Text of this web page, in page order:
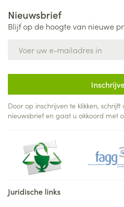
Nieuwsbrief
Blijf op de hoogte van nieuwe
Door op inschrijven te klikken,
nieuwsbrief en gaat u akkoord met
Juridische links